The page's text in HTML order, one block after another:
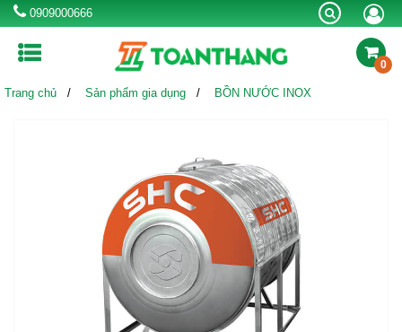
0909000666
MÁY LỌC NƯỚC RO BÌNH NƯỚC NÓNG
MÁY NƯỚC NÓNG
VÒI CHẬU RỬA
BỂ NƯỚC NGẦM BỒN CÔNG NGHIỆP
Kinh nghiệm hay
0
Trang chủ Sản phẩm gia dụng BỒN NƯỚC INOX